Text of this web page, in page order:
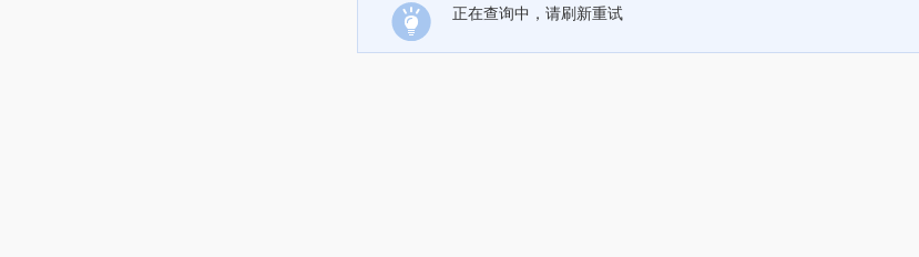
正在查询中，请刷新重试